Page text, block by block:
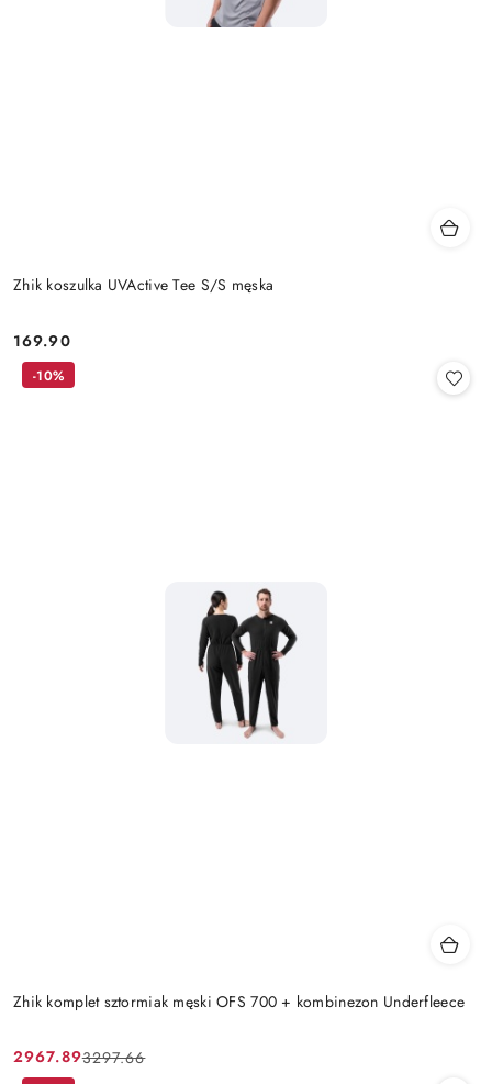
Zhik koszulka UVActive Tee S/S męska
Cena:
169.90
Zhik komplet sztormiak męski OFS 700 + kombinezon Underfleece
Cena
2967.89
Cena
3297.66
-10%